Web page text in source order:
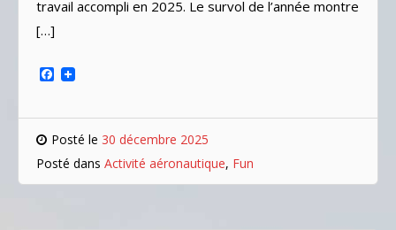
travail accompli en 2025. Le survol de l’année montre
[…]
Facebook
Posté le 30 décembre 2025
Posté dans Activité aéronautique, Fun